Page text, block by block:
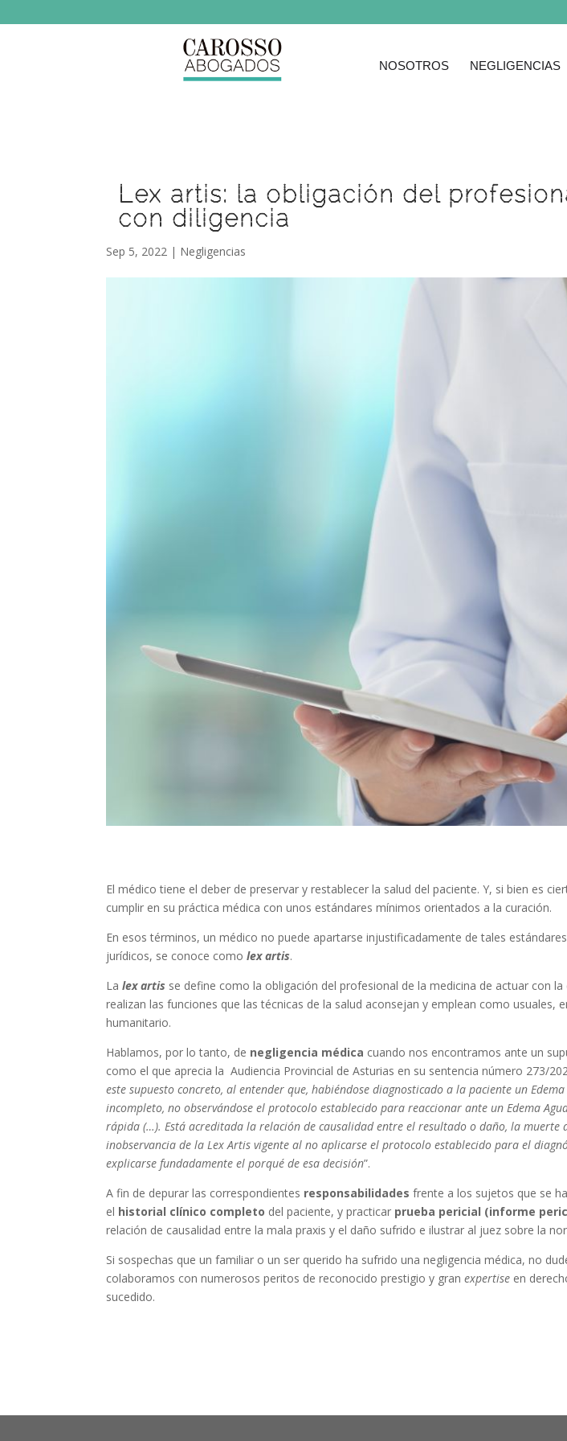
NOSOTROS NEGLIGENCIAS
Lex artis: la obligación del
con diligencia
Sep 5, 2022 | Negligencias
El médico tiene el deber de preservar y restablecer la salud del paciente. Y, si bien es
cumplir en su práctica médica con unos estándares mínimos orientados a la curación.
En esos términos, un médico no puede apartarse injustificadamente de tales
jurídicos, se conoce como lex artis.
La lex artis se define como la obligación del profesional de la medicina de actuar con
realizan las funciones que las técnicas de la salud aconsejan y emplean como
humanitario.
Hablamos, por lo tanto, de negligencia médica cuando nos encontramos ante un
como el que aprecia la Audiencia Provincial de Asturias en su sentencia número 273/
este supuesto concreto, al entender que, habiéndose diagnosticado a la paciente un
incompleto, no observándose el protocolo establecido para reaccionar ante un Edema
rápida (…). Está acreditada la relación de causalidad entre el resultado o daño, la
inobservancia de la Lex Artis vigente al no aplicarse el protocolo establecido para el
explicarse fundadamente el porqué de esa decisión”.
A fin de depurar las correspondientes responsabilidades frente a los sujetos que se
el historial clínico completo del paciente, y practicar prueba pericial (informe
relación de causalidad entre la mala praxis y el daño sufrido e ilustrar al juez sobre la
Si sospechas que un familiar o un ser querido ha sufrido una negligencia médica, no
colaboramos con numerosos peritos de reconocido prestigio y gran expertise en
sucedido.